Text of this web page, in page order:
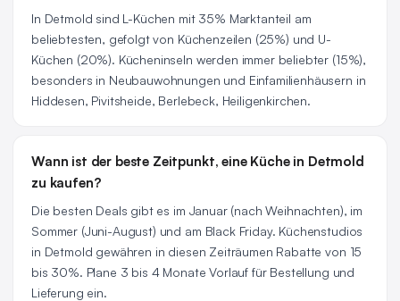
In Detmold sind L-Küchen mit 35% Marktanteil am
beliebtesten, gefolgt von Küchenzeilen (25%) und U-
Küchen (20%). Kücheninseln werden immer beliebter (15%),
besonders in Neubauwohnungen und Einfamilienhäusern in
Hiddesen, Pivitsheide, Berlebeck, Heiligenkirchen.
Wann ist der beste Zeitpunkt, eine Küche in Detmold
zu kaufen?
Die besten Deals gibt es im Januar (nach Weihnachten), im
Sommer (Juni-August) und am Black Friday. Küchenstudios
in Detmold gewähren in diesen Zeiträumen Rabatte von 15
bis 30%. Plane 3 bis 4 Monate Vorlauf für Bestellung und
Lieferung ein.